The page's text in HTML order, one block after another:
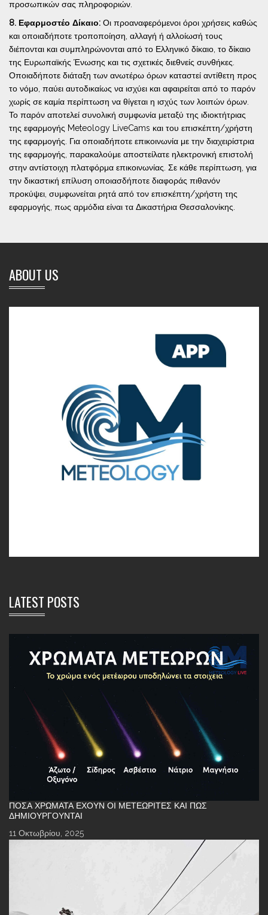
προσωπικών σας πληροφοριών.
8. Εφαρμοστέο Δίκαιο: Οι προαναφερόμενοι όροι χρήσεις καθώς
και οποιαδήποτε τροποποίηση, αλλαγή ή αλλοίωσή τους
διέπονται και συμπληρώνονται από το Ελληνικό δίκαιο, το δίκαιο
της Ευρωπαϊκής Ένωσης και τις σχετικές διεθνείς συνθήκες.
Οποιαδήποτε διάταξη των ανωτέρω όρων καταστεί αντίθετη προς
το νόμο, παύει αυτοδικαίως να ισχύει και αφαιρείται από το παρόν
χωρίς σε καμία περίπτωση να θίγεται η ισχύς των λοιπών όρων.
Το παρόν αποτελεί συνολική συμφωνία μεταξύ της ιδιοκτήτριας
της εφαρμογής Meteology LiveCams και του επισκέπτη/χρήστη
της εφαρμογής. Για οποιαδήποτε επικοινωνία με την διαχειρίστρια
της εφαρμογής, παρακαλούμε αποστείλατε ηλεκτρονική επιστολή
στην αντίστοιχη πλατφόρμα επικοινωνίας. Σε κάθε περίπτωση, για
την δικαστική επίλυση οποιασδήποτε διαφοράς πιθανόν
προκύψει, συμφωνείται ρητά από τον επισκέπτη/χρήστη της
εφαρμογής, πως αρμόδια είναι τα Δικαστήρια Θεσσαλονίκης.
ABOUT US
LATEST POSTS
ΠΌΣΑ ΧΡΏΜΑΤΑ ΈΧΟΥΝ ΟΙ ΜΕΤΕΩΡΊΤΕΣ ΚΑΙ ΠΏΣ
ΔΗΜΙΟΥΡΓΟΎΝΤΑΙ
11 Οκτωβρίου, 2025